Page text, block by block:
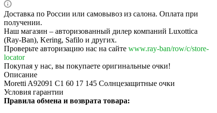
Доставка по России или самовывоз из салона. Оплата при
получении.
Наш магазин – авторизованный дилер компаний Luxottica
(Ray-Ban), Kering, Safilo и других.
Проверьте авторизацию нас на сайте www.ray-ban/row/c/store-
locator
Покупая у нас, вы покупаете оригинальные очки!
Описание
Moretti A92091 C1 60 17 145 Солнцезащитные очки
Условия гарантии
Правила обмена и возврата товара: